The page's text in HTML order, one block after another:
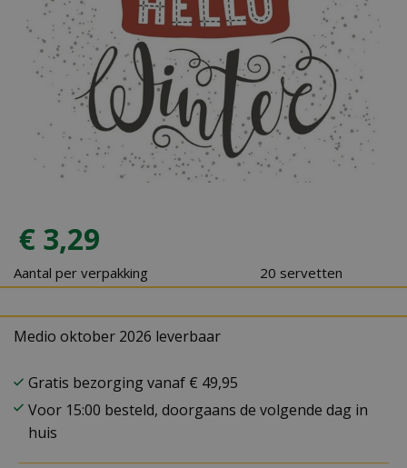
€ 3,29
Aantal per verpakking 20 servetten
Medio oktober 2026 leverbaar
Gratis bezorging vanaf € 49,95
Voor 15:00 besteld, doorgaans de volgende dag in
huis